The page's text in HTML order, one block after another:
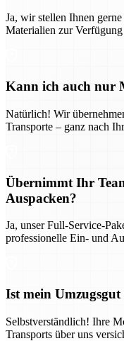
Ja, wir stellen Ihnen
Materialien zur
Kann ich auch nur
Natürlich! Wir
Transporte – ganz nach
Übernimmt Ihr
Auspacken?
Ja, unser Full-Service-
professionelle Ein- und
Ist mein Umzugsgut
Selbstverständlich! Ihre
Transports über uns